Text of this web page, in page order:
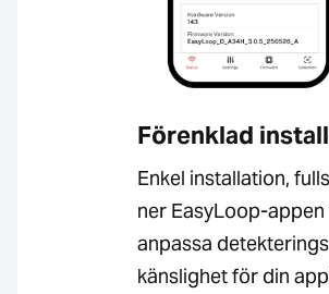
Förenklad
Enkel installation,
ner EasyLoop-
anpassa
känslighet för din